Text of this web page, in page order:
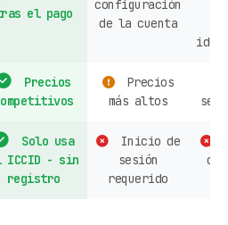
el pago
configuración
de la cuenta
Precios
Precios
más altos
Solo usa
ICCID - sin
registro
Inicio de
sesión
requerido
o